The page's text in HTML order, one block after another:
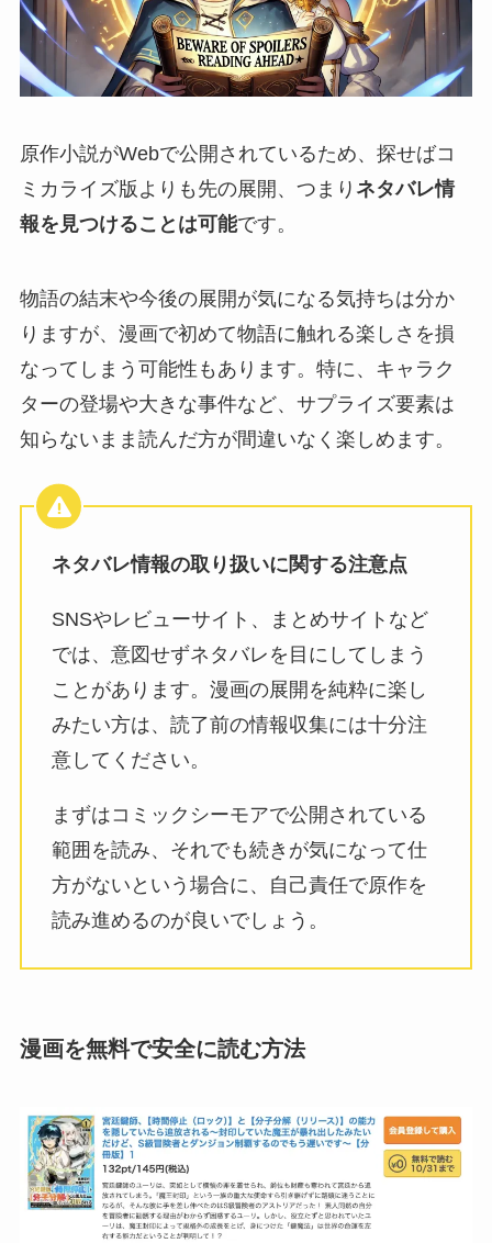
原作小説がWebで公開されているため、探せばコ
ミカライズ版よりも先の展開、つまり ネタバレ情
報を見つけることは可能です。
物語の結末や今後の展開が気になる気持ちは分か
りますが、漫画で初めて物語に触れる楽しさを損
なってしまう可能性もあります。特に、キャラク
ターの登場や大きな事件など、サプライズ要素は
知らないまま読んだ方が間違いなく楽しめます。
ネタバレ情報の取り扱いに関する注意点
SNSやレビューサイト、まとめサイトなど
では、意図せずネタバレを目にしてしまう
ことがあります。漫画の展開を純粋に楽し
みたい方は、読了前の情報収集には十分注
意してください。
まずはコミックシーモアで公開されている
範囲を読み、それでも続きが気になって仕
方がないという場合に、自己責任で原作を
読み進めるのが良いでしょう。
漫画を無料で安全に読む方法